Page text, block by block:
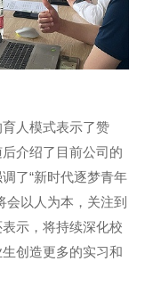
人模式表示了赞
介绍了目前公司的
了“新时代逐梦青年
会以人为本，关注到
示，将持续深化校
创造更多的实习和